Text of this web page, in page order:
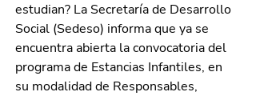
estudian? La Secretaría de Desarrollo
Social (Sedeso) informa que ya se
encuentra abierta la convocatoria del
programa de Estancias Infantiles, en
su modalidad de Responsables,